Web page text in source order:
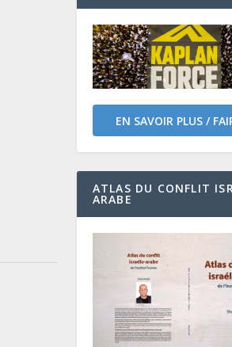
EN SAVOIR PLUS /
DON
ATLAS DU CONFLIT
ARABE